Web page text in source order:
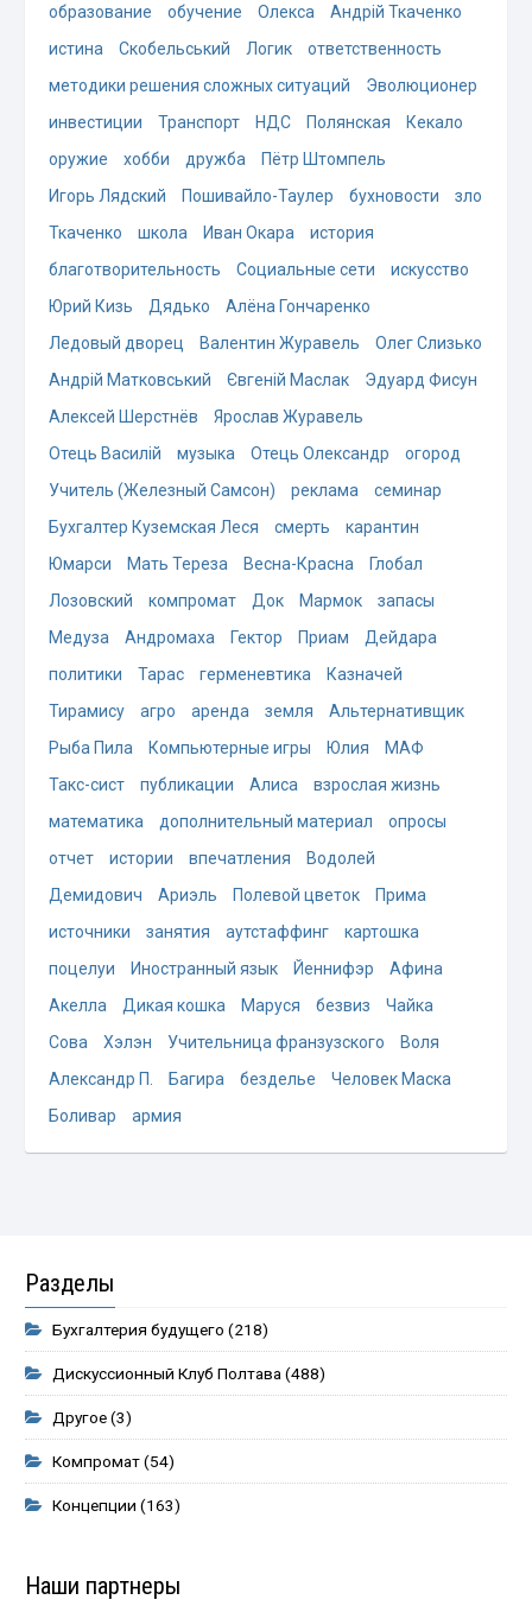
образование
обучение Олекса
Андрій Ткаченко
истина
Скобельський Логик
ответственность
методики решения сложных ситуаций
Эволюционер
инвестиции
Транспорт НДС Полянская
Кекало
оружие
хобби дружба
Пётр Штомпель
Игорь Лядский
Пошивайло-Таулер бухновости
зло
Ткаченко
школа Иван Окара
история
благотворительность
Социальные сети
искусство
Юрий Кизь
Дядько
Алёна Гончаренко
Ледовый дворец
Валентин Журавель
Олег Слизько
Андрій Матковський
Євгеній Маслак
Эдуард Фисун
Алексей Шерстнёв
Ярослав Журавель
Отець Василій
музыка Отець Олександр
огород
Учитель (Железный Самсон)
реклама
семинар
Бухгалтер Куземская Леся
смерть
карантин
Юмарси
Мать Тереза Весна-Красна
Глобал
Лозовский
компромат Док Мармок
запасы
Медуза
Андромаха Гектор Приам
Дейдара
политики
Тарас герменевтика
Казначей
Тирамису
агро аренда земля
Альтернативщик
Рыба Пила
Компьютерные игры Юлия
МАФ
Такс-сист
публикации Алиса
взрослая жизнь
математика
дополнительный материал
опросы
отчет
истории впечатления
Водолей
Демидович
Ариэль Полевой цветок
Прима
источники
занятия аутстаффинг
картошка
поцелуи
Иностранный язык Йеннифэр
Афина
Акелла
Дикая кошка Маруся безвиз
Чайка
Сова
Хэлэн Учительница франзузского
Воля
Александр П.
Багира безделье
Человек Маска
Боливар
армия
Разделы
Бухгалтерия будущего (218)
Дискуссионный Клуб Полтава(488)
Другое(3)
Компромат(54)
Концепции (163)
Наши партнеры